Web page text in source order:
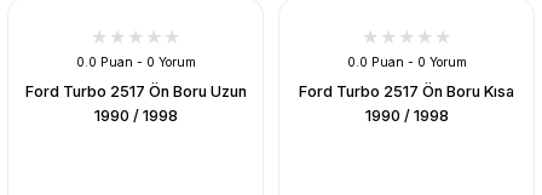
0.0 Puan - 0 Yorum
Ford Turbo 2517 Ön Boru Uzun
1990 / 1998
0.0 Puan - 0 Yorum
Ford Turbo 2517 Ön Boru Kısa
1990 / 1998